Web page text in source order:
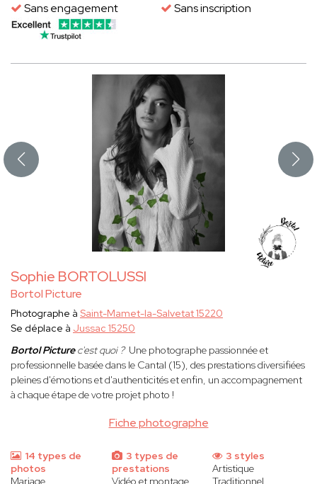
Sans engagement
Sans inscription
Sophie BORTOLUSSI
Bortol Picture
Fiche photographe
Photographe à Saint-Mamet-la-Salvetat 15220
Se déplace à Jussac 15250
Bortol Picturec'est quoi ? Une photographe passionnée et
professionnelle basée dans le Cantal (15), des prestations diversifiées
pleines d'émotions et d'authenticités et enfin, un accompagnement
à chaque étape de votre projet photo !
14 types de
photos
Mariage
3 types de
prestations
Vidéo et montage
3 styles
Artistique
Traditionnel